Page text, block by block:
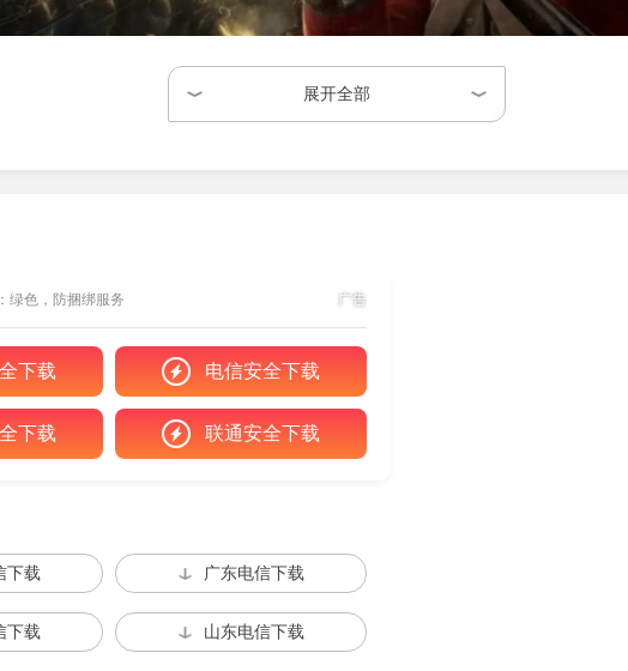
指挥布阵，开展恢弘庞大的战役，此外还有建造、经营、政治外交等玩法！
"与"火绳枪"等227种武器称谓
采用"官方译名+原文标注"双格式
满舵""战列线"等专业表述
展开全部
绿色，防捆绑服务 广告
下载 电信安全下载
下载 联通安全下载
下载 广东电信下载
下载 山东电信下载